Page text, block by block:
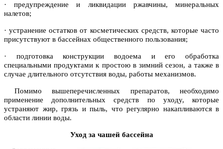
· предупреждение и ликвидации ржавчины, минеральных
налетов;
· устранение остатков от косметических средств, которые часто
присутствуют в бассейнах общественного пользования;
· подготовка конструкции водоема и его обработка
специальными продуктами к простою в зимний сезон, а также в
случае длительного отсутствия воды, работы механизмов.
Помимо вышеперечисленных препаратов, необходимо
применение дополнительных средств по уходу, которые
устраняют жир, грязь и пыль, что регулярно накапливаются в
области линии воды.
Уход за чашей бассейна